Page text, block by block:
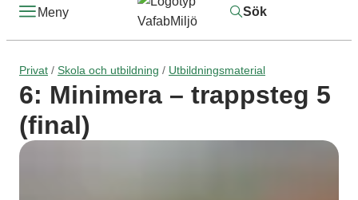
Meny Sök
Privat / Skola och utbildning / Utbildningsmaterial
6: Minimera – trappsteg 5
(final)